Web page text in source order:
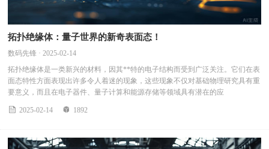
拓扑绝缘体：量子世界的新奇表面态！
数码先锋 · 2025-02-14
拓扑绝缘体是一类新兴的材料，因其**特的电子结构而受到广泛关注。它们在表
面态特性方面表现出许多令人着迷的现象，这些现象不仅对基础物理研究具有重
要意义，而且在电子器件、量子计算和能源存储等领域具有潜在的应
 2025-02-14  1892